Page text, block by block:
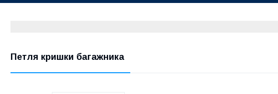
Петля кришки багажника